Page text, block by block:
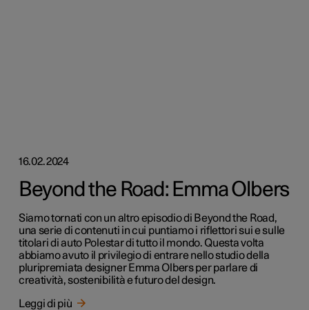
16.02.2024
Beyond the Road: Emma Olbers
Siamo tornati con un altro episodio di Beyond the Road,
una serie di contenuti in cui puntiamo i riflettori sui e sulle
titolari di auto Polestar di tutto il mondo. Questa volta
abbiamo avuto il privilegio di entrare nello studio della
pluripremiata designer Emma Olbers per parlare di
creatività, sostenibilità e futuro del design.
Leggi di più